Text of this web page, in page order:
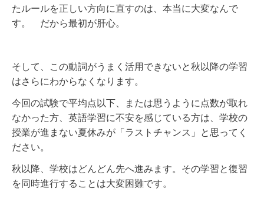
たルールを正しい方向に直すのは、本当に大変なんで
す。 だから最初が肝心。
そして、この動詞がうまく活用できないと秋以降の学習
はさらにわからなくなります。
今回の試験で平均点以下、または思うように点数が取れ
なかった方、英語学習に不安を感じている方は、学校の
授業が進まない夏休みが「ラストチャンス」と思ってく
ださい。
秋以降、学校はどんどん先へ進みます。その学習と復習
を同時進行することは大変困難です。